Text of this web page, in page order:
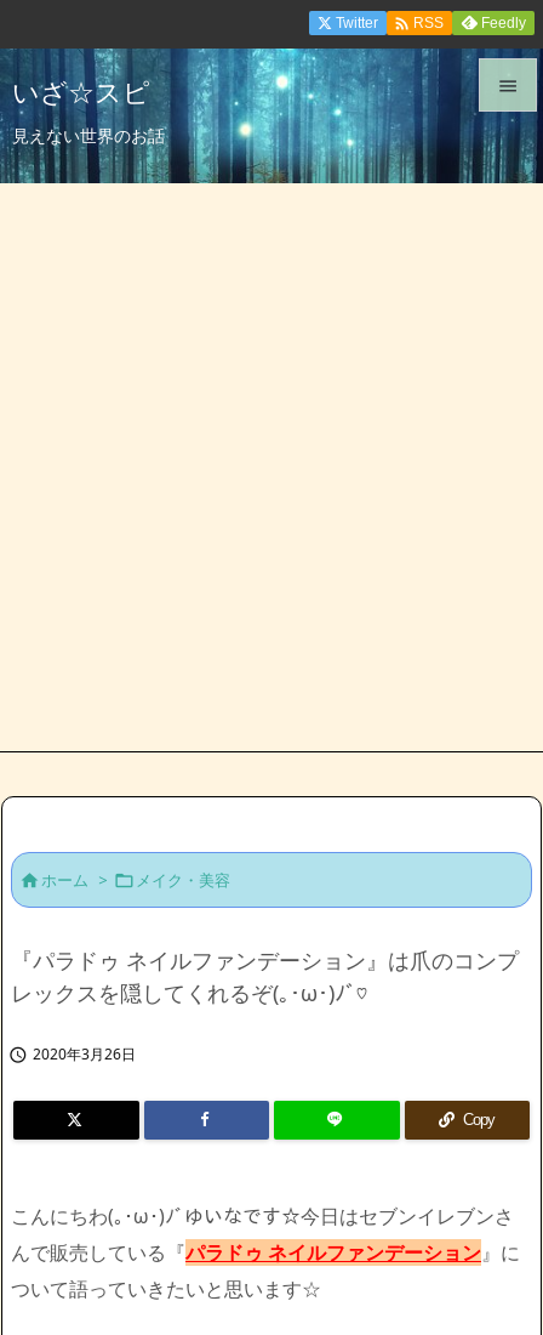
いざ☆スピ
見えない世界のお話


メニュ
Twitter  RSS Feedly
ホーム >  メイク・美容
『パラドゥ ネイルファンデーション』は爪のコンプ
レックスを隠してくれるぞ(｡･ω･)ﾉﾞ♡
 2020年3月26日
Copy
こんにちわ(｡･ω･)ﾉﾞゆいなです☆今日はセブンイレブンさ
んで販売している『パラドゥ ネイルファンデーション』に
ついて語っていきたいと思います☆